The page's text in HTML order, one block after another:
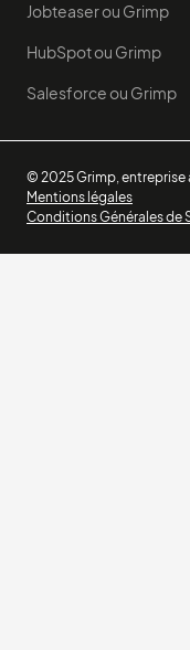
Jobteaser ou Grimp
HubSpot ou Grimp
Salesforce ou Grimp
© 2025 Grimp,
Mentions légales
Conditions Générales de